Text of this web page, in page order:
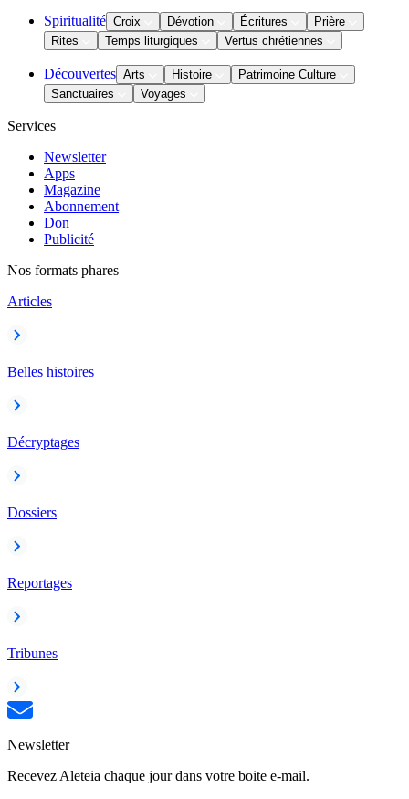
Spiritualité Croix Dévotion Écritures
Prière
Rites
Temps liturgiques Vertus chrétiennes
Découvertes Arts Histoire
Patrimoine Culture
Sanctuaires
Voyages
Services
Newsletter
Apps
Magazine
Abonnement
Don
Publicité
Nos formats phares
Articles
Belles histoires
Décryptages
Dossiers
Reportages
Tribunes
Newsletter
Recevez Aleteia chaque jour dans votre boite e-mail.